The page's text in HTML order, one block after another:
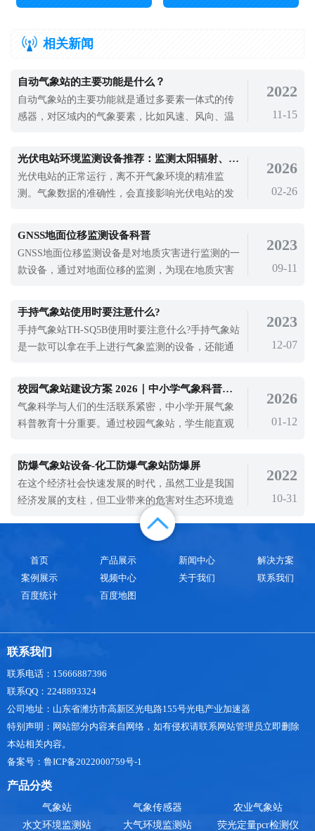
相关新闻
自动气象站的主要功能是什么？
自动气象站的主要功能就是通过多要素一体式的传
感器，对区域内的气象要素，比如风速、风向、温
产效率越有保障。所以，使用自动气象站对农业气
象进行监测，从而促进现在化农业的发展
2022
11-15
光伏电站环境监测设备推荐：监测太阳辐射、环境温湿度、风速风向等
光伏电站的正常运行，离不开气象环境的精准监
测。气象数据的准确性，会直接影响光伏电站的发
备更适配自身电站。这就需要明确光伏气象站的配
置要求，选择合适的光伏电站环境监测设备，才能
保障监测工作顺利开展。云境天合的TH-BGF
2026
02-26
GNSS地面位移监测设备科普
GNSS地面位移监测设备是对地质灾害进行监测的一
款设备，通过对地面位移的监测，为现在地质灾害
诱导因素的影响后，立即移动，如强烈地震、暴
雨、海啸、风暴潮和不合理的人类活动，如开挖、
爆破等，将会有大量的滑坡。山体滑坡多发
2023
09-11
手持气象站使用时要注意什么?
手持气象站TH-SQ5B使用时要注意什么?手持气象站
是一款可以拿在手上进行气象监测的设备，还能通
象进行检测，保障正常的农业生产。白天天气晴
朗，太阳辐射强，地面附近温度迅速升高，形成不
稳定的大气层结，使某些地区发生强对流。随着对
生活造成很大的困扰，使用手持气象站可以对各种
环境下的气象要素进行监测。
2023
12-07
校园气象站建设方案 2026｜中小学气象科普教育设备推荐
气象科学与人们的生活联系紧密，中小学开展气象
科普教育十分重要。通过校园气象站，学生能直观
XQ2 校园气象站就是不错的选择。
2026
01-12
防爆气象站设备-化工防爆气象站防爆屏
在这个经济社会快速发展的时代，虽然工业是我国
经济发展的支柱，但工业带来的危害对生态环境造
成了很大的破坏。与普通建筑火灾燃烧速度相比，
石化生产的火灾燃烧区温度一般高500℃以上，燃烧
速传播，火灾装置迅速升温，相邻装置和可燃物也
迅速加热，造成点燃和爆炸的危险，从而
2022
10-31
首页 产品展示 新闻中心
解决方案
案例展示
视频中心 关于我们
联系我们
百度统计
百度地图
联系我们
联系电话：15666887396
联系QQ：2248893324
公司地址：山东省潍坊市高新区光电路155号光电产业加速器
特别声明：网站部分内容来自网络，如有侵权请联系网站管理员立即删除
本站相关内容。
备案号：鲁ICP备2022000759号-1
产品分类
气象站 气象传感器
农业气象站
水文环境监测站
大气环境监测站 荧光定量pcr检测仪